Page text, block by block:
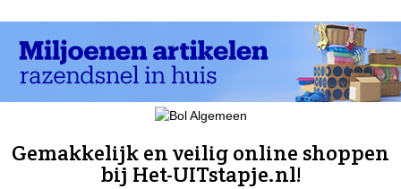
Gemakkelijk en veilig online shoppen
bij Het-UITstapje.nl!